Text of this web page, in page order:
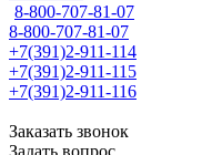
8-800-707-81-07
8-800-707-81-07
+7(391)2-911-114
+7(391)2-911-115
+7(391)2-911-116
Заказать звонок
Задать вопрос